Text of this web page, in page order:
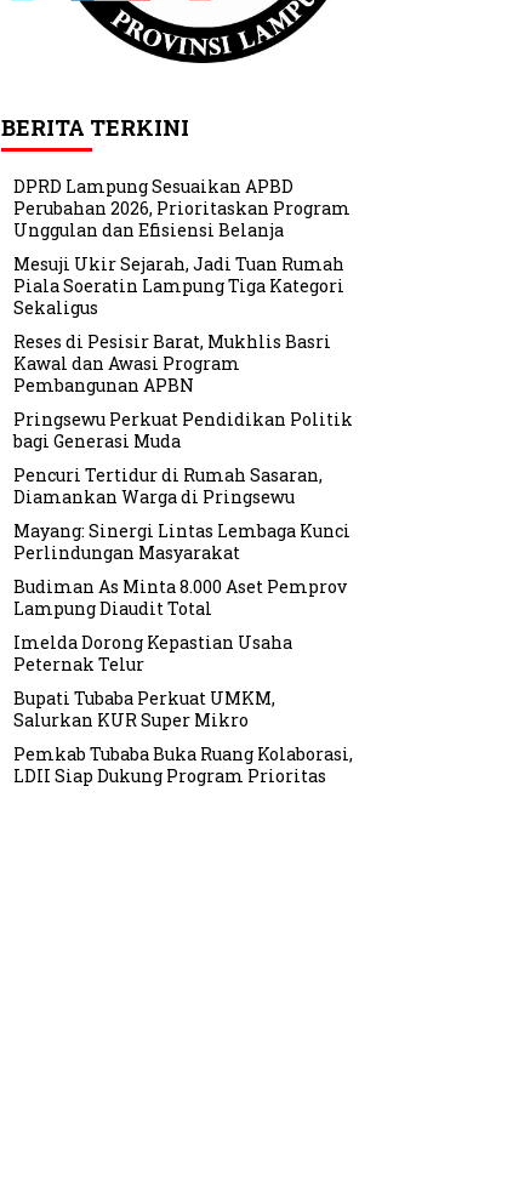
BERITA TERKINI
DPRD Lampung Sesuaikan APBD
Perubahan 2026, Prioritaskan Program
Unggulan dan Efisiensi Belanja
Mesuji Ukir Sejarah, Jadi Tuan Rumah
Piala Soeratin Lampung Tiga Kategori
Sekaligus
Reses di Pesisir Barat, Mukhlis Basri
Kawal dan Awasi Program
Pembangunan APBN
Pringsewu Perkuat Pendidikan Politik
bagi Generasi Muda
Pencuri Tertidur di Rumah Sasaran,
Diamankan Warga di Pringsewu
Mayang: Sinergi Lintas Lembaga Kunci
Perlindungan Masyarakat
Budiman As Minta 8.000 Aset Pemprov
Lampung Diaudit Total
Imelda Dorong Kepastian Usaha
Peternak Telur
Bupati Tubaba Perkuat UMKM,
Salurkan KUR Super Mikro
Pemkab Tubaba Buka Ruang Kolaborasi,
LDII Siap Dukung Program Prioritas